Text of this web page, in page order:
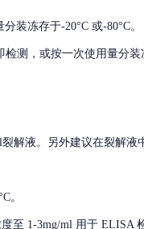
装冻存于-20°C 或-80°C。
测，或按一次使用量分
解液。另外建议在裂解液
。
至 1-3mg/ml 用于 ELISA